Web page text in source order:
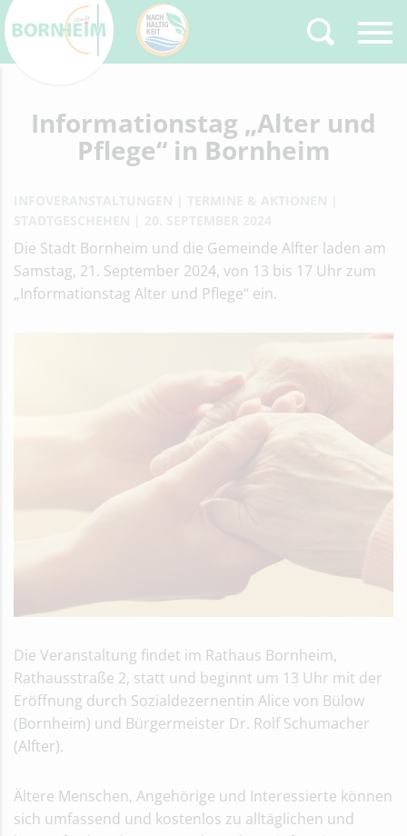
Zurück
Type 2 or more
characters for results.
Informationstag „Alter und
Pflege“ in Bornheim
Die Stadt Bornheim und die Gemeinde Alfter laden am
Samstag, 21. September 2024, von 13 bis 17 Uhr zum
„Informationstag Alter und Pflege“ ein.
Die Veranstaltung findet im Rathaus Bornheim,
Rathausstraße 2, statt und beginnt um 13 Uhr mit der
Eröffnung durch Sozialdezernentin Alice von Bülow
(Bornheim) und Bürgermeister Dr. Rolf Schumacher
(Alfter).
Ältere Menschen, Angehörige und Interessierte können
sich umfassend und kostenlos zu alltäglichen und